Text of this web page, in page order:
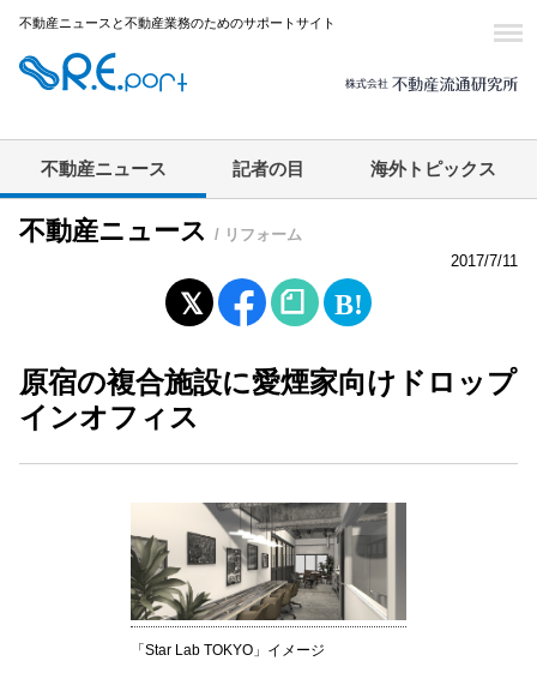
不動産ニュースと不動産業務のためのサポートサイト
不動産ニュース 記者の目 海外トピックス
不動産ニュース / リフォーム
2017/7/11
原宿の複合施設に愛煙家向けドロップ
インオフィス
「Star Lab TOKYO」イメージ